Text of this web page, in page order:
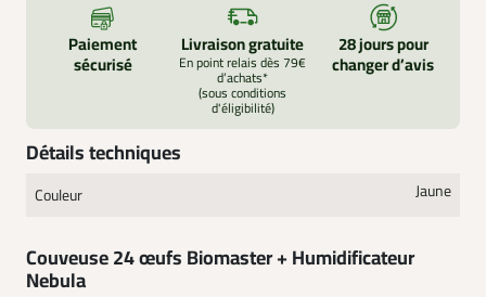
Paiement
sécurisé
Livraison gratuite
En point relais dès 79€
d’achats*
(sous conditions
d'éligibilité)
28 jours pour
changer d’avis
Détails techniques
Couleur Jaune
Couveuse 24 œufs Biomaster + Humidificateur
Nebula